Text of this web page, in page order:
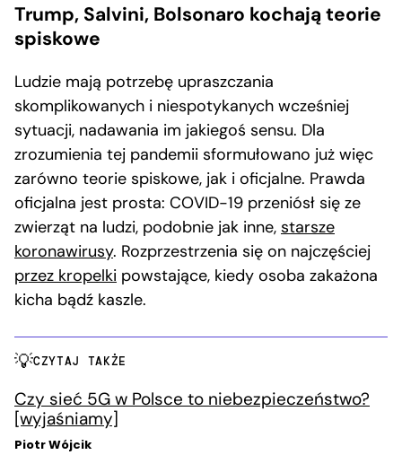
Trump, Salvini, Bolsonaro kochają teorie
spiskowe
Ludzie mają potrzebę upraszczania
skomplikowanych i niespotykanych wcześniej
sytuacji, nadawania im jakiegoś sensu. Dla
zrozumienia tej pandemii sformułowano już więc
zarówno teorie spiskowe, jak i oficjalne. Prawda
oficjalna jest prosta: COVID-19 przeniósł się ze
zwierząt na ludzi, podobnie jak inne, starsze
koronawirusy. Rozprzestrzenia się on najczęściej
przez kropelki powstające, kiedy osoba zakażona
kicha bądź kaszle.
CZYTAJ TAKŻE
Czy sieć 5G w Polsce to niebezpieczeństwo?
[wyjaśniamy]
Piotr Wójcik